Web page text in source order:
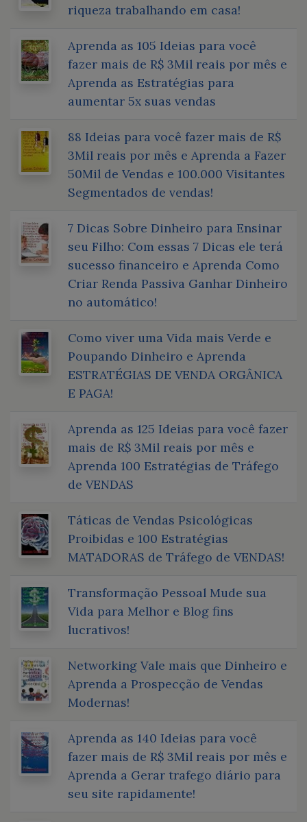
riqueza trabalhando em casa!
Aprenda as 105 Ideias para você
fazer mais de R$ 3Mil reais por mês e
Aprenda as Estratégias para
aumentar 5x suas vendas
88 Ideias para você fazer mais de R$
3Mil reais por mês e Aprenda a Fazer
50Mil de Vendas e 100.000 Visitantes
Segmentados de vendas!
7 Dicas Sobre Dinheiro para Ensinar
seu Filho: Com essas 7 Dicas ele terá
sucesso financeiro e Aprenda Como
Criar Renda Passiva Ganhar Dinheiro
no automático!
Como viver uma Vida mais Verde e
Poupando Dinheiro e Aprenda
ESTRATÉGIAS DE VENDA ORGÂNICA
E PAGA!
Aprenda as 125 Ideias para você fazer
mais de R$ 3Mil reais por mês e
Aprenda 100 Estratégias de Tráfego
de VENDAS
Táticas de Vendas Psicológicas
Proibidas e 100 Estratégias
MATADORAS de Tráfego de VENDAS!
Transformação Pessoal Mude sua
Vida para Melhor e Blog fins
lucrativos!
Networking Vale mais que Dinheiro e
Aprenda a Prospecção de Vendas
Modernas!
Aprenda as 140 Ideias para você
fazer mais de R$ 3Mil reais por mês e
Aprenda a Gerar trafego diário para
seu site rapidamente!